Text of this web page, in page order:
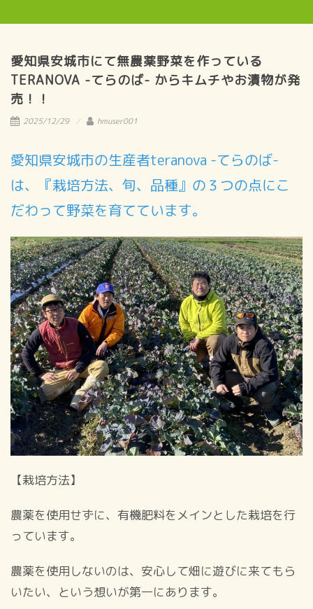
愛知県安城市にて無農薬野菜を作っている
TERANOVA -てらのば- からキムチやお漬物が発
売！！
2025/12/29 hmuser001
愛知県安城市の生産者teranova -てらのば-
は、『栽培方法、旬、品種』の３つの点にこ
だわって野菜を育てています。
【栽培方法】
農薬を使用せずに、有機肥料をメインとした栽培を行
っています。
農薬を使用しないのは、安心して畑に遊びに来てもら
いたい、という想いが第一にあります。